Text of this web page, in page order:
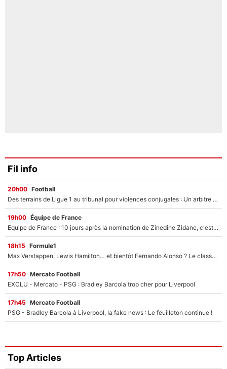
Fil info
20h00 Football
Des terrains de Ligue 1 au tribunal pour violences conjugales : Un arbitre français encourt une peine de 18 mois de prison !
19h00 Équipe de France
Equipe de France : 10 jours après la nomination de Zinedine Zidane, c'est au tour de son fils de prendre un nouveau départ !
18h15 Formule1
Max Verstappen, Lewis Hamilton… et bientôt Fernando Alonso ? Le classement des pilotes les mieux payés en Formule 1 risque de changer !
17h50 Mercato Football
EXCLU - Mercato - PSG : Bradley Barcola trop cher pour Liverpool
17h45 Mercato Football
PSG - Bradley Barcola à Liverpool, la fake news : Le feuilleton continue !
Top Articles